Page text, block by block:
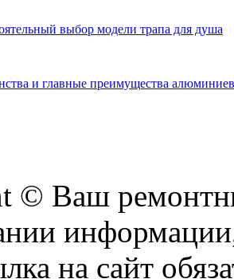
выбор модели трапа для душа
и главные преимущества
© Ваш
на сайт